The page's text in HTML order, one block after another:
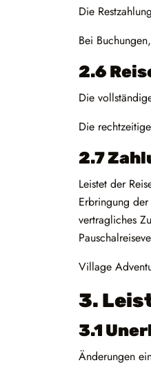
Die
Bei
2.6
Die
Die
2.7
Leistet der
Erbringung
vertragliches
Village
3.
3.1
Änderungen